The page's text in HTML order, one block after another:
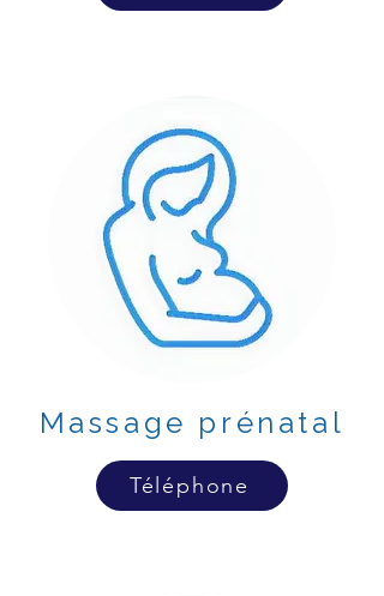
Massage prénatal
Téléphone